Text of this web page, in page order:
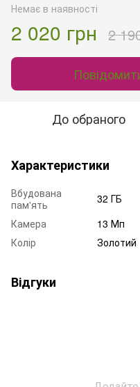
Немає в наявності
2 020 грн 2
До обраного
Характеристики
Вбудована
пам'ять
32 ГБ
Камера
13 Мп
Колір
Золотий
Відгуки